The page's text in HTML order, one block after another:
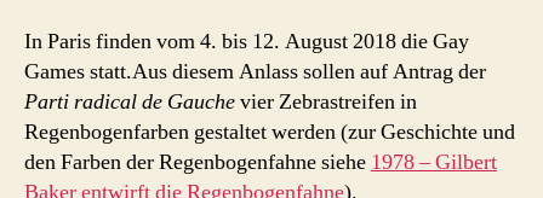
In Paris finden vom 4. bis 12. August 2018 die Gay
Games statt.Aus diesem Anlass sollen auf Antrag der
Parti radical de Gauchevier Zebrastreifen in
Regenbogenfarben gestaltet werden (zur Geschichte und
den Farben der Regenbogenfahne siehe 1978 – Gilbert